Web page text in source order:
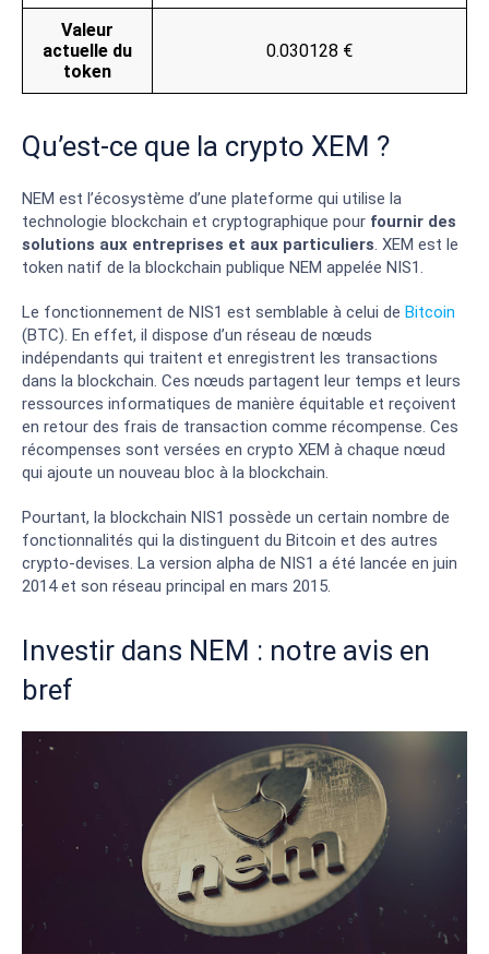
Valeur
actuelle du
token
0.030128 €
Qu’est-ce que la crypto XEM ?
NEM est l’écosystème d’une plateforme qui utilise la
technologie blockchain et cryptographique pour fournir des
solutions aux entreprises et aux particuliers. XEM est le
token natif de la blockchain publique NEM appelée NIS1.
Le fonctionnement de NIS1 est semblable à celui de Bitcoin
(BTC). En effet, il dispose d’un réseau de nœuds
indépendants qui traitent et enregistrent les transactions
dans la blockchain. Ces nœuds partagent leur temps et leurs
ressources informatiques de manière équitable et reçoivent
en retour des frais de transaction comme récompense. Ces
récompenses sont versées en crypto XEM à chaque nœud
qui ajoute un nouveau bloc à la blockchain.
Pourtant, la blockchain NIS1 possède un certain nombre de
fonctionnalités qui la distinguent du Bitcoin et des autres
crypto-devises. La version alpha de NIS1 a été lancée en juin
2014 et son réseau principal en mars 2015.
Investir dans NEM : notre avis en
bref